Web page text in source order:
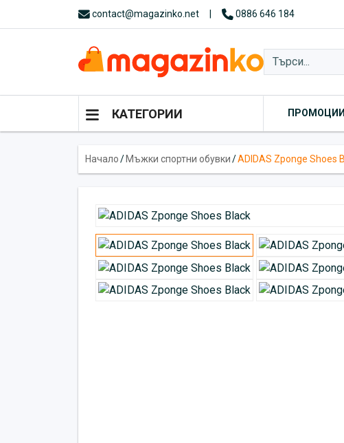
contact@magazinko.net 0886 646 184
КАТЕГОРИИ ПРОМОЦИИ
Начало/ Мъжки спортни обувки/ADIDAS Zponge Shoes